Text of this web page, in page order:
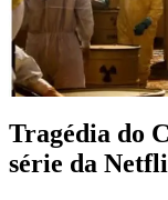
Tragédia do
série da